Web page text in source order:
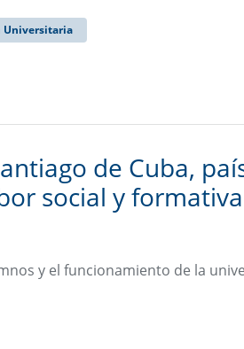
Universitaria
de Cuba,
social y formativa
y el funcionamiento de la